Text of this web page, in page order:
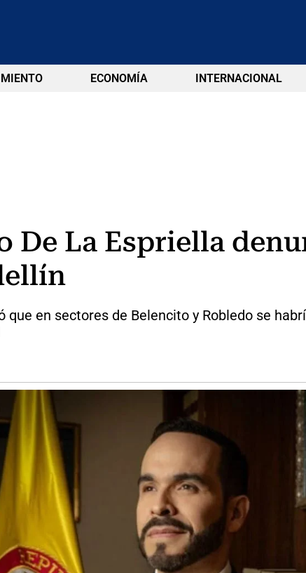
ECONOMÍA INTERNACIONAL
De La Espriella
en sectores de Belencito y Robledo se